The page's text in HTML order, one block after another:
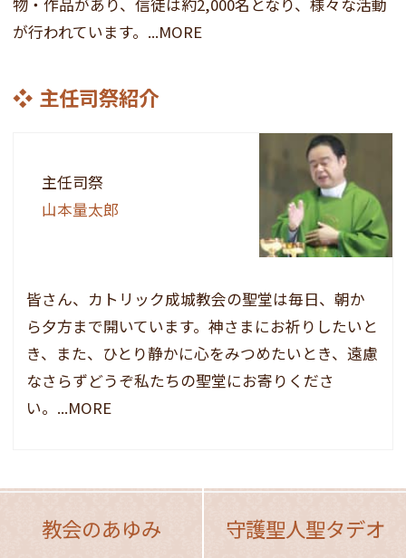
物・作品があり、信徒は約2,000名となり、様々な活動
が行われています。...MORE
主任司祭紹介
主任司祭
山本量太郎
皆さん、カトリック成城教会の聖堂は毎日、朝か
ら夕方まで開いています。神さまにお祈りしたいと
き、また、ひとり静かに心をみつめたいとき、遠慮
なさらずどうぞ私たちの聖堂にお寄りくださ
い。...MORE
教会のあゆみ 守護聖人聖タデオ